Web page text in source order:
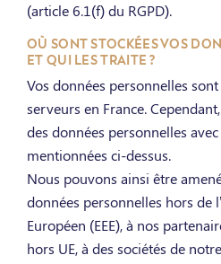
(article 6.1(f) du RGPD).
OÙ SONT STOCKÉES VOS
ET QUI LES TRAITE ?
Vos données personnelles
serveurs en France.
des données personnelles
mentionnées ci-dessus.
Nous pouvons ainsi être
données personnelles hors de
Européen (EEE), à nos
hors UE, à des sociétés de